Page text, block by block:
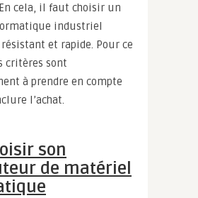
cela, il faut choisir un
industriel
et rapide. Pour ce
critères sont
à prendre en compte
l’achat.
son
de matériel